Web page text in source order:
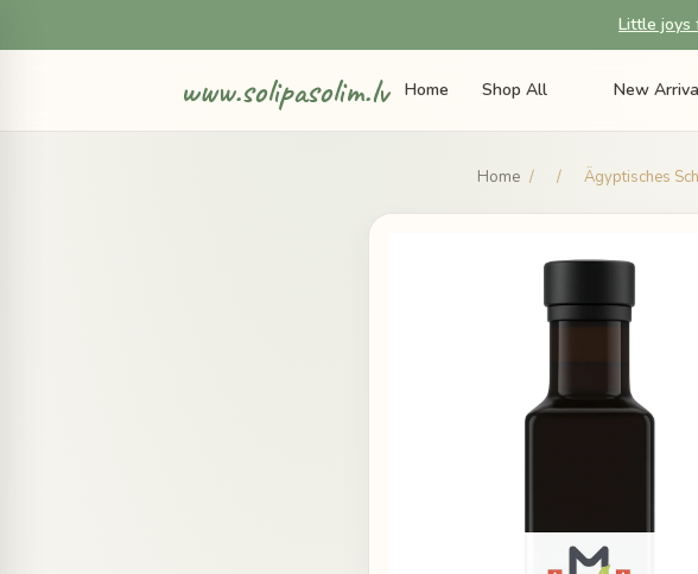
Little joys
www.solipasolim.lv Home Shop All New
Home / / Ägyptisches